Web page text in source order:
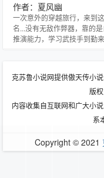
作者：夏风幽
一次意外的穿越旅行，来到
名...没有无敌作弊器，靠的
推演能力，学习武技手到勤
克苏鲁小说网提供傲天传小
版
内容收集自互联网和广大小
系
Copyright © 2021